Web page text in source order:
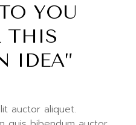
YOU
THIS
IDEA”
auctor aliquet.